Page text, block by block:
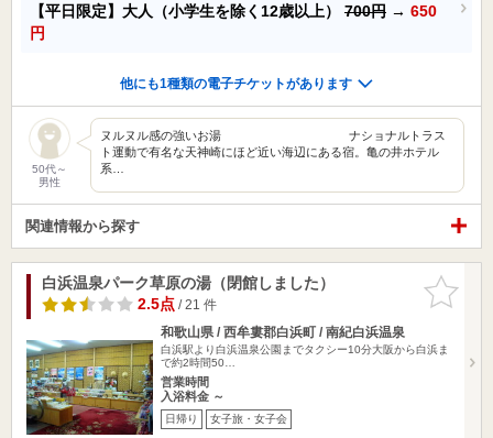
【平日限定】大人（小学生を除く12歳以上） 700円 → 650
円
他にも1種類の電子チケットがあります
50代～
男性
ヌルヌル感の強いお湯 ナショナルトラス
ト運動で有名な天神崎にほど近い海辺にある宿。亀の井ホテル
系…
関連情報から探す
お気に入
りに追加
白浜温泉パーク草原の湯（閉館しました）
2.5点/ 21 件
和歌山県 / 西牟婁郡白浜町 / 南紀白浜温泉
白浜駅より白浜温泉公園までタクシー10分大阪から白浜ま
で約2時間50…
営業時間
入浴料金 ～
日帰り 女子旅・女子会